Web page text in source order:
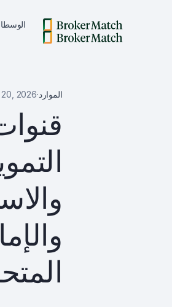
الموارد·
2026